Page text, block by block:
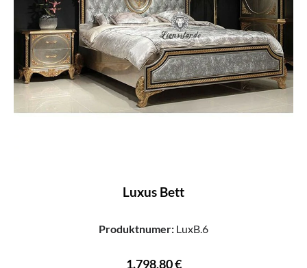
Luxus Bett
Produktnumer: LuxB.6
1.798,80 €